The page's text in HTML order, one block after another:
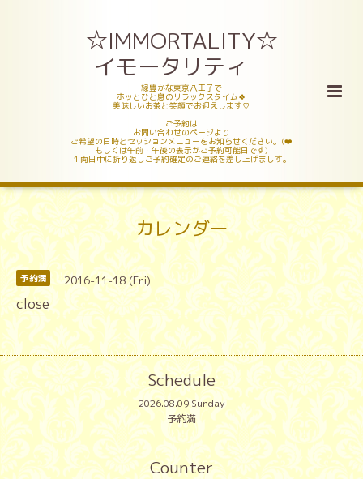
☆IMMORTALITY☆
イモータリティ
緑豊かな東京八王子で
ホッとひと息のリラックスタイム🍀
美味しいお茶と笑顔でお迎えします♡
ご予約は
お問い合わせのページより
ご希望の日時とセッションメニューをお知らせください。(❤️
もしくは午前・午後の表示がご予約可能日です)
１両日中に折り返しご予約確定のご連絡を差し上げましす。
カレンダー
予約満 2016-11-18 (Fri)
close
Schedule
2026.08.09 Sunday
予約満
Counter